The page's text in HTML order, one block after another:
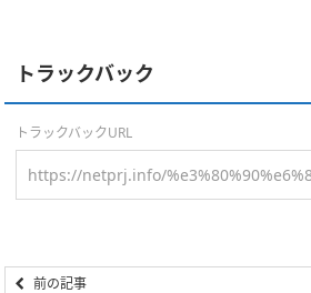
トラックバック
トラックバックURL
前の記事